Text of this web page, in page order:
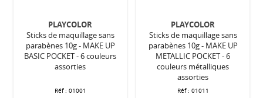
PLAYCOLOR
Sticks de maquillage sans
parabènes 10g - MAKE UP
BASIC POCKET - 6 couleurs
assorties
Réf : 01001
PLAYCOLOR
Sticks de maquillage sans
parabènes 10g - MAKE UP
METALLIC POCKET - 6
couleurs métalliques
assorties
Réf : 01011